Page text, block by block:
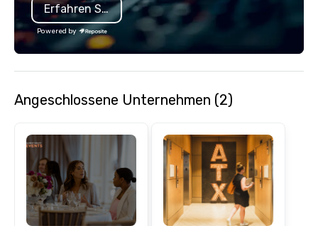
Erfahren Sie mehr
Powered by
Angeschlossene Unternehmen (2)